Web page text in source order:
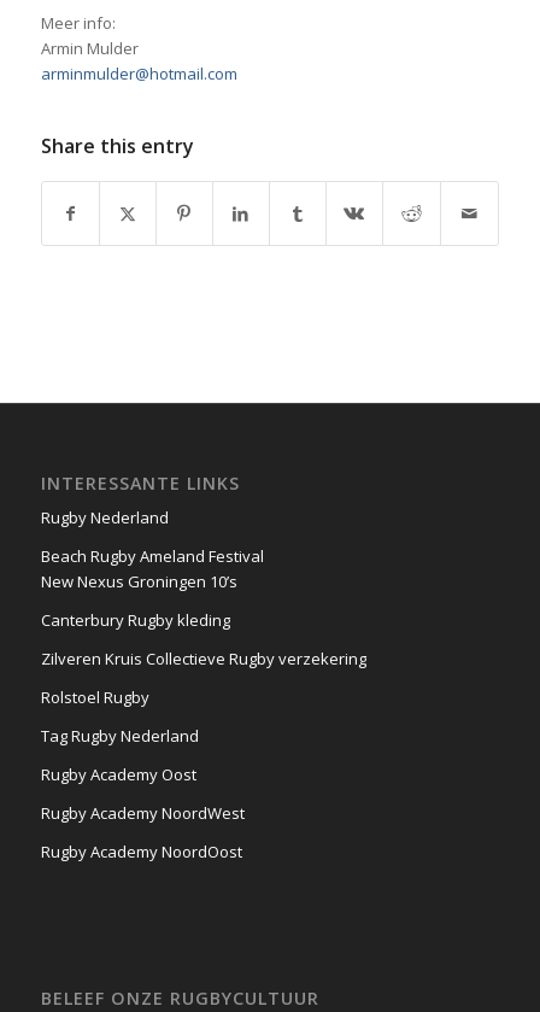
Meer info:
Armin Mulder
arminmulder@hotmail.com
Share this entry
INTERESSANTE LINKS
Rugby Nederland
Beach Rugby Ameland Festival
New Nexus Groningen 10’s
Canterbury Rugby kleding
Zilveren Kruis Collectieve Rugby verzekering
Rolstoel Rugby
Tag Rugby Nederland
Rugby Academy Oost
Rugby Academy NoordWest
Rugby Academy NoordOost
BELEEF ONZE RUGBYCULTUUR